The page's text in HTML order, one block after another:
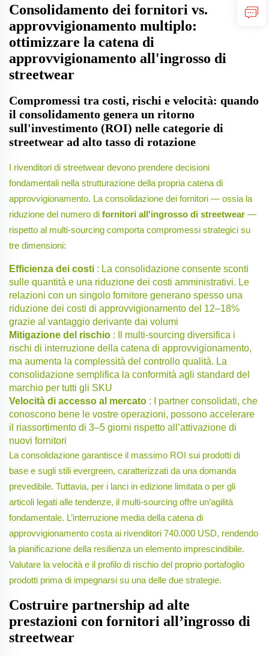
Consolidamento dei fornitori vs.
approvvigionamento multiplo:
ottimizzare la catena di
approvvigionamento all'ingrosso di
streetwear
Compromessi tra costi, rischi e velocità: quando
il consolidamento genera un ritorno
sull'investimento (ROI) nelle categorie di
streetwear ad alto tasso di rotazione
I rivenditori di streetwear devono prendere decisioni
fondamentali nella strutturazione della propria catena di
approvvigionamento. La consolidazione dei fornitori — ossia la
riduzione del numero di fornitori all'ingrosso di streetwear —
rispetto al multi-sourcing comporta compromessi strategici su
tre dimensioni:
Efficienza dei costi : La consolidazione consente sconti
sulle quantità e una riduzione dei costi amministrativi. Le
relazioni con un singolo fornitore generano spesso una
riduzione dei costi di approvvigionamento del 12–18%
grazie al vantaggio derivante dai volumi
Mitigazione del rischio : Il multi-sourcing diversifica i
rischi di interruzione della catena di approvvigionamento,
ma aumenta la complessità del controllo qualità. La
consolidazione semplifica la conformità agli standard del
marchio per tutti gli SKU
Velocità di accesso al mercato : I partner consolidati, che
conoscono bene le vostre operazioni, possono accelerare
il riassortimento di 3–5 giorni rispetto all’attivazione di
nuovi fornitori
La consolidazione garantisce il massimo ROI sui prodotti di
base e sugli stili evergreen, caratterizzati da una domanda
prevedibile. Tuttavia, per i lanci in edizione limitata o per gli
articoli legati alle tendenze, il multi-sourcing offre un’agilità
fondamentale. L’interruzione media della catena di
approvvigionamento costa ai rivenditori 740.000 USD, rendendo
la pianificazione della resilienza un elemento imprescindibile.
Valutare la velocità e il profilo di rischio del proprio portafoglio
prodotti prima di impegnarsi su una delle due strategie.
Costruire partnership ad alte
prestazioni con fornitori all’ingrosso di
streetwear